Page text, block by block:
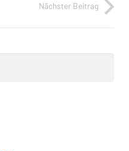
Nächster Beitrag